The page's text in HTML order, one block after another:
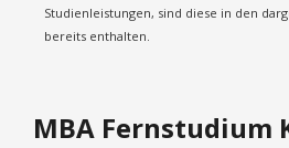
Studienleistungen, sind diese in den
bereits enthalten.
MBA Fernstudium